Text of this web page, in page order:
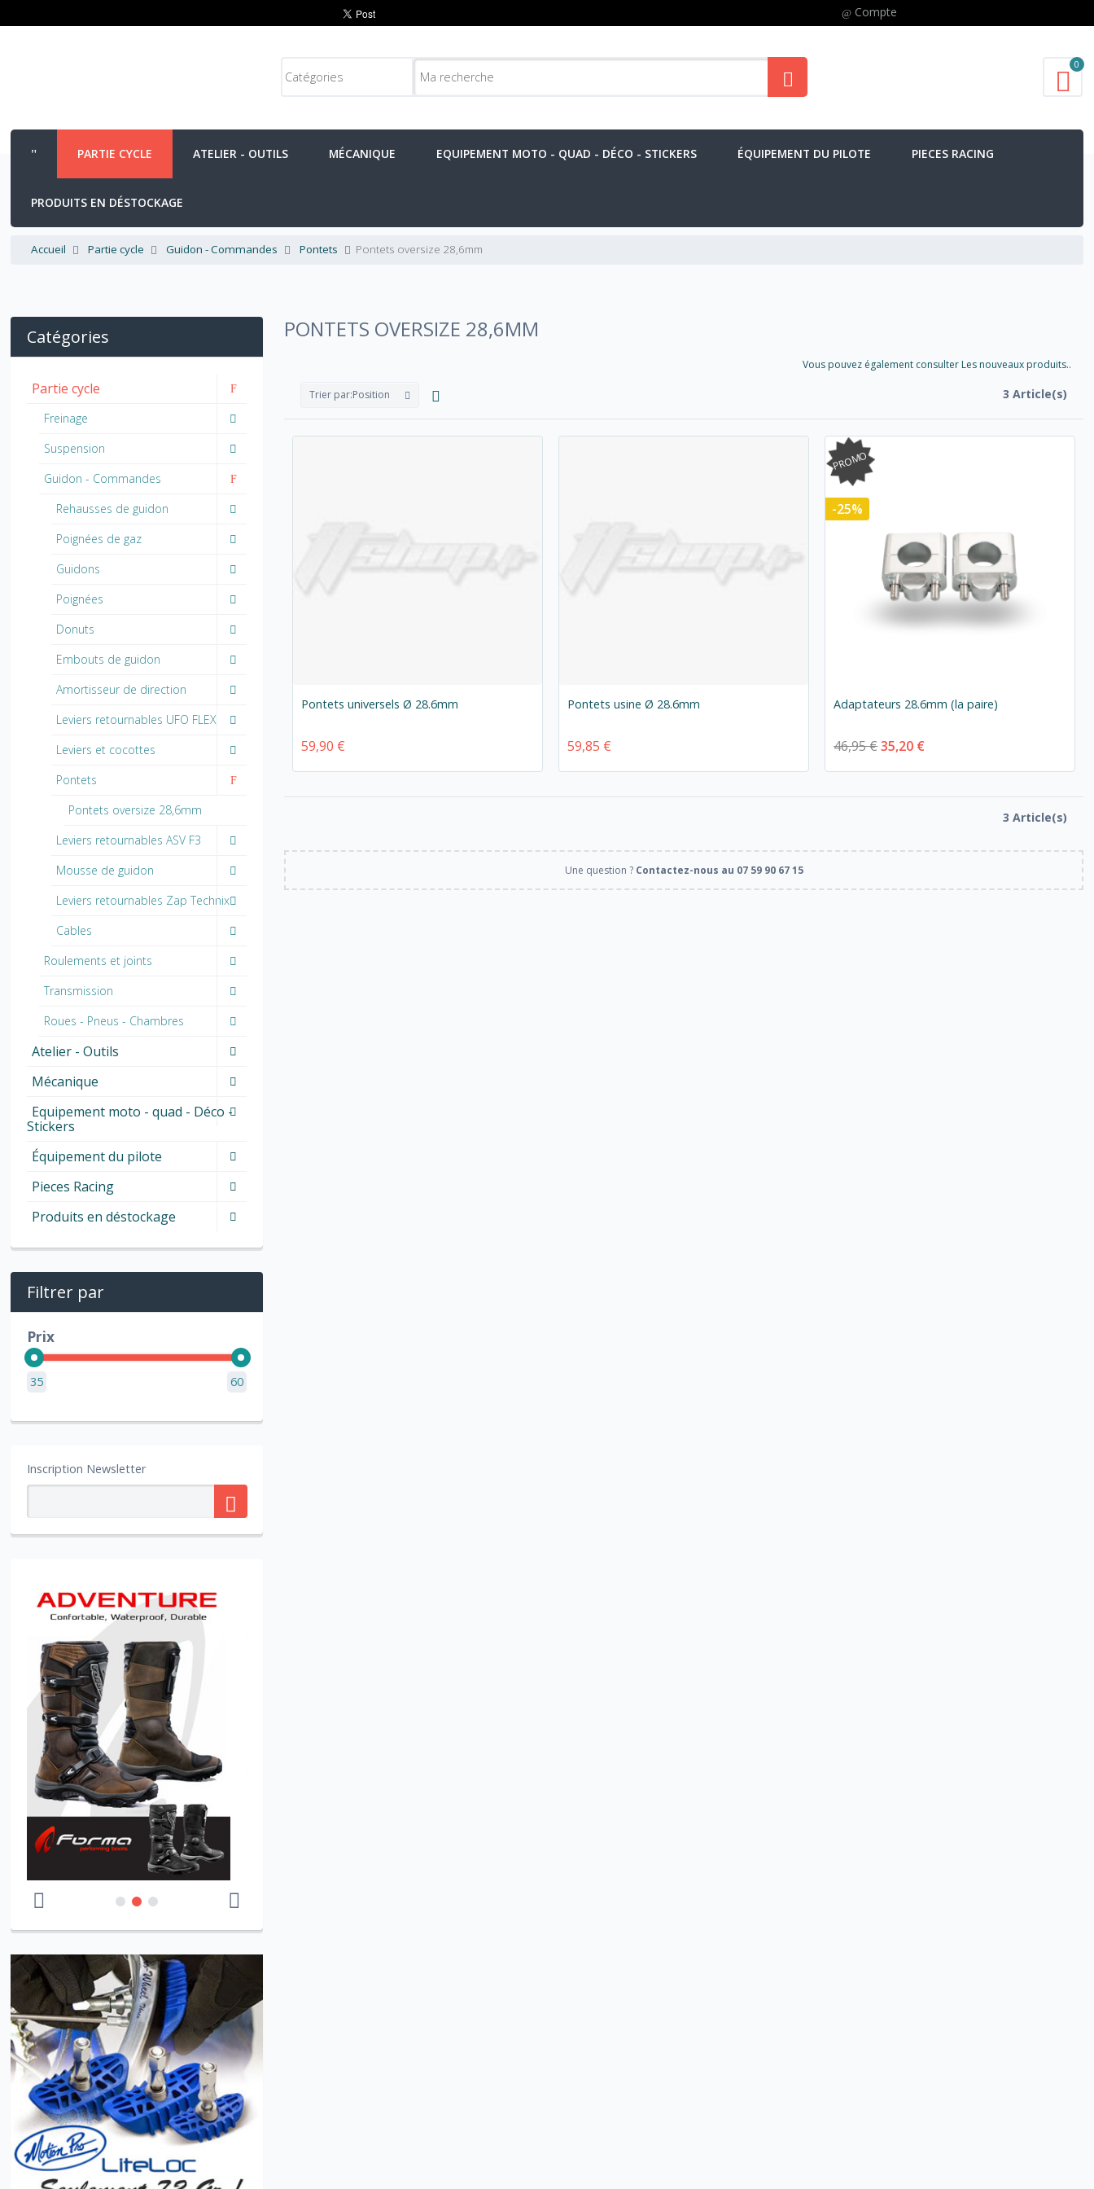
Compte
0
PARTIE CYCLE ATELIER - OUTILS MÉCANIQUE EQUIPEMENT MOTO - QUAD - DÉCO - STICKERS ÉQUIPEMENT DU PILOTE PIECES RACING
PRODUITS EN DÉSTOCKAGE
Accueil Partie cycle Guidon - Commandes Pontets Pontets oversize 28,6mm
PONTETS OVERSIZE 28,6MM
Vous pouvez également consulter Les nouveaux produits..
Trier par:Position 3 Article(s)
Pontets universels Ø 28.6mm
59,90 €
Pontets usine Ø 28.6mm
59,85 €
PROMO
-25%
Adaptateurs 28.6mm (la paire)
46,95 €35,20 €
3 Article(s)
Une question ? Contactez-nous au 07 59 90 67 15
Catégories
Partie cycle
Freinage
Suspension
Guidon - Commandes
Rehausses de guidon
Poignées de gaz
Guidons
Poignées
Donuts
Embouts de guidon
Amortisseur de direction
Leviers retournables UFO FLEX
Leviers et cocottes
Pontets
Pontets oversize 28,6mm
Leviers retournables ASV F3
Mousse de guidon
Leviers retournables Zap Technix
Cables
Roulements et joints
Transmission
Roues - Pneus - Chambres
Atelier - Outils
Mécanique
Equipement moto - quad - Déco -
Stickers
Équipement du pilote
Pieces Racing
Produits en déstockage
Filtrer par
Prix
35 60
Inscription Newsletter